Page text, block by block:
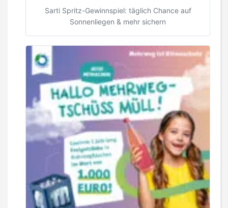
Sarti Spritz-Gewinnspiel: täglich Chance auf
Sonnenliegen & mehr sichern